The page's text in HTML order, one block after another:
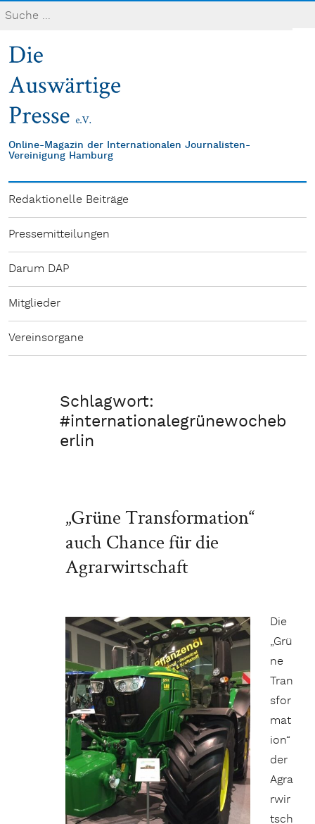
Online-Magazin der Internationalen Journalisten-
Vereinigung Hamburg
Redaktionelle Beiträge
Pressemitteilungen
Darum DAP
Mitglieder
Vereinsorgane
Schlagwort:
#internationalegrünewocheb
erlin
„Grüne Transformation“
auch Chance für die
Agrarwirtschaft
Die
„Grü
ne
Tran
sfor
mat
ion“
der
Agra
rwir
tsch